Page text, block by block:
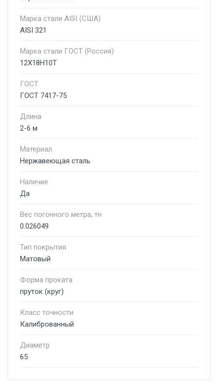
Марка стали AISI (США)
AISI 321
Марка стали ГОСТ (Россия)
12Х18Н10Т
ГОСТ
ГОСТ 7417-75
Длина
2-6 м
Материал
Нержавеющая сталь
Наличие
Да
Вес погонного метра, тн
0.026049
Тип покрытия
Матовый
Форма проката
пруток (круг)
Класс точности
Калиброванный
Диаметр
65